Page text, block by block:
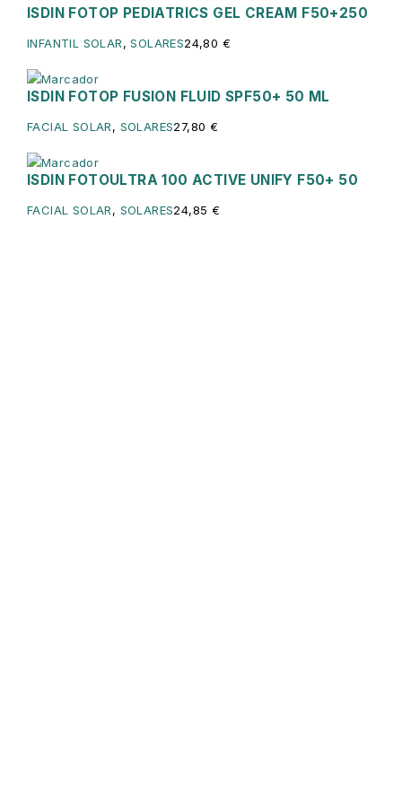
ISDIN FOTOP PEDIATRICS GEL CREAM F50+250
INFANTIL SOLAR,SOLARES24,80 €
ISDIN FOTOP FUSION FLUID SPF50+ 50 ML
FACIAL SOLAR, SOLARES27,80 €
ISDIN FOTOULTRA 100 ACTIVE UNIFY F50+ 50
FACIAL SOLAR, SOLARES24,85 €